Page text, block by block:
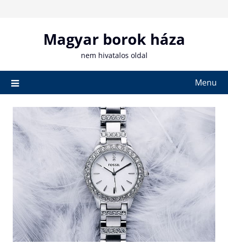
Magyar borok háza
nem hivatalos oldal
Menu